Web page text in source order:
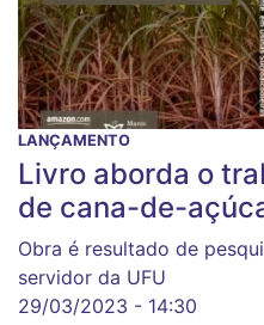
LANÇAMENTO
Livro aborda o
de cana-de-
Obra é resultado de
servidor da UFU
29/03/2023 - 14:30